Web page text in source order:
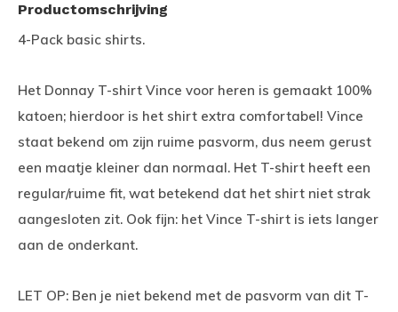
Productomschrijving
4-Pack basic shirts.
Het Donnay T-shirt Vince voor heren is gemaakt 100%
katoen; hierdoor is het shirt extra comfortabel! Vince
staat bekend om zijn ruime pasvorm, dus neem gerust
een maatje kleiner dan normaal. Het T-shirt heeft een
regular/ruime fit, wat betekend dat het shirt niet strak
aangesloten zit. Ook fijn: het Vince T-shirt is iets langer
aan de onderkant.
LET OP: Ben je niet bekend met de pasvorm van dit T-